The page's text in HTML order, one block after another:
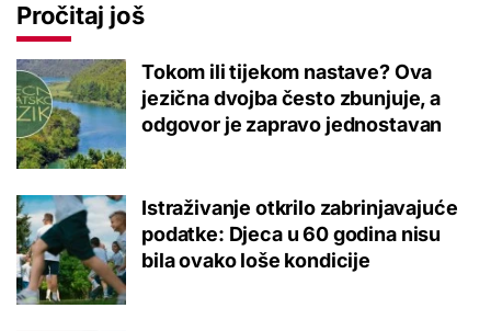
Pročitaj još
Tokom ili tijekom nastave? Ova
jezična dvojba često zbunjuje, a
odgovor je zapravo jednostavan
Istraživanje otkrilo zabrinjavajuće
podatke: Djeca u 60 godina nisu
bila ovako loše kondicije